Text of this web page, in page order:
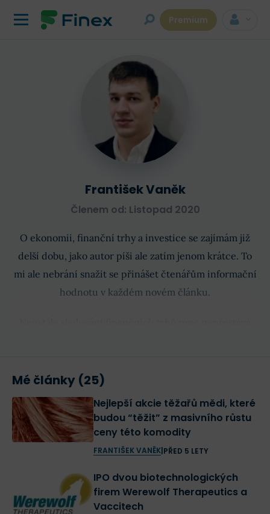
Premium
František Vaněk
Členem od: Listopad 2020
O ekonomii, finanční­ trhy a investice se zajímám již
delší dobu, jako autor píši ale zatím jenom krátce. To
mi ale nebrání snažit se přinášet čtenářům informační
hodnotu v každém novém článku.
Mé články (25)
Nejlepší akcie těžařů mědi, které
budou “těžit” z masivního růstu
ceny této komodity
FRANTIŠEK VANĚK| PŘED 5 LETY
IPO dvou biotechnologických
firem Werewolf Therapeutics a
Vaccitech